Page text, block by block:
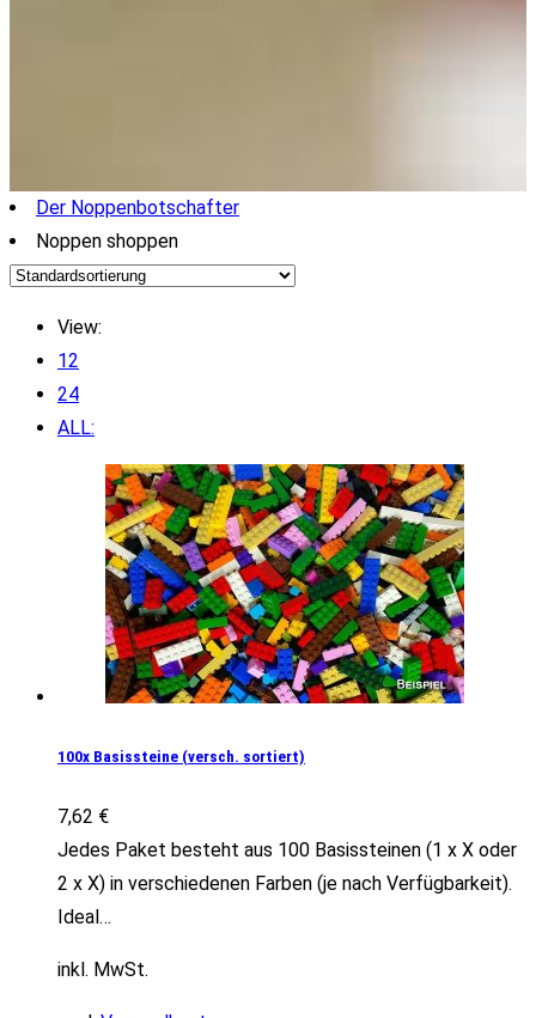
Der Noppenbotschafter
Noppen shoppen
View:
12
24
ALL:
100x Basissteine (versch. sortiert)
7,62 €
Jedes Paket besteht aus 100 Basissteinen (1 x X oder
2 x X) in verschiedenen Farben (je nach Verfügbarkeit).
Ideal…
inkl. MwSt.